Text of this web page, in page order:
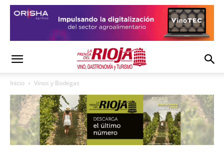
Inicio Vinos y Bodegas